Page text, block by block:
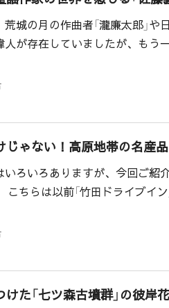
城の月の作曲者「瀧廉太郎」
人が存在していましたが、も
ゃない！高原地帯の名産品
ろいろありますが、今回ご紹
こちらは以前「竹田ドライブイ
た「七ツ森古墳群」の彼岸